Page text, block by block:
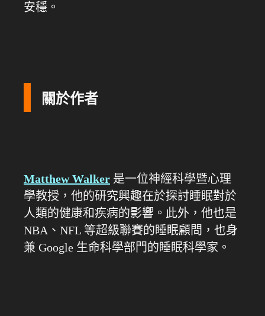
安穩。
關於作者
Matthew Walker 是一位神經科學暨心理
學教授，他的研究興趣在於探討睡眠對於
人類的健康和疾病的影響。此外，他也是
NBA、NFL 等超級聯賽的睡眠顧問，也身
兼 Google 生命科學部門的睡眠科學家。